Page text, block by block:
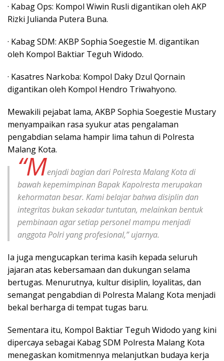
· Kabag Ops: Kompol Wiwin Rusli digantikan oleh AKP
Rizki Julianda Putera Buna.
· Kabag SDM: AKBP Sophia Soegestie M. digantikan
oleh Kompol Baktiar Teguh Widodo.
· Kasatres Narkoba: Kompol Daky Dzul Qornain
digantikan oleh Kompol Hendro Triwahyono.
Mewakili pejabat lama, AKBP Sophia Soegestie Mustary
menyampaikan rasa syukur atas pengalaman
pengabdian selama hampir lima tahun di Polresta
Malang Kota.
“Menjadi bagian dari Polresta Malang Kota di
bawah kepemimpinan Bapak Kapolresta merupakan
kehormatan besar. Kami belajar bahwa disiplin dan
integritas bukan sekadar tuntutan, melainkan bentuk
pembinaan agar setiap personel mampu menjadi
anggota Polri yang profesional,” ujarnya.
Ia juga mengucapkan terima kasih kepada seluruh
jajaran atas kebersamaan dan dukungan selama
bertugas. Menurutnya, kultur disiplin, loyalitas, dan
semangat pengabdian di Polresta Malang Kota menjadi
bekal berharga di tempat tugas baru.
Sementara itu, Kompol Baktiar Teguh Widodo yang kini
dipercaya sebagai Kabag SDM Polresta Malang Kota
menegaskan komitmennya melanjutkan budaya kerja